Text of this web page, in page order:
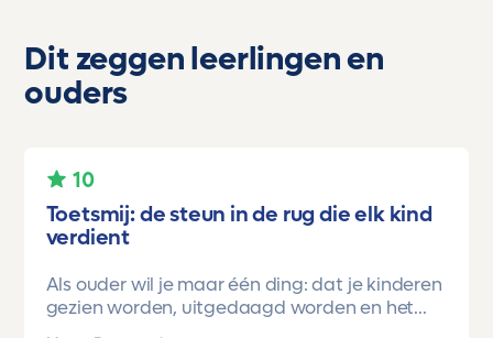
Dit zeggen leerlingen en
ouders
10
Toetsmij: de steun in de rug die elk kind
verdient
Als ouder wil je maar één ding: dat je kinderen
gezien worden, uitgedaagd worden en het
vertrouwen krijgen dat ze méér kunnen dan ze